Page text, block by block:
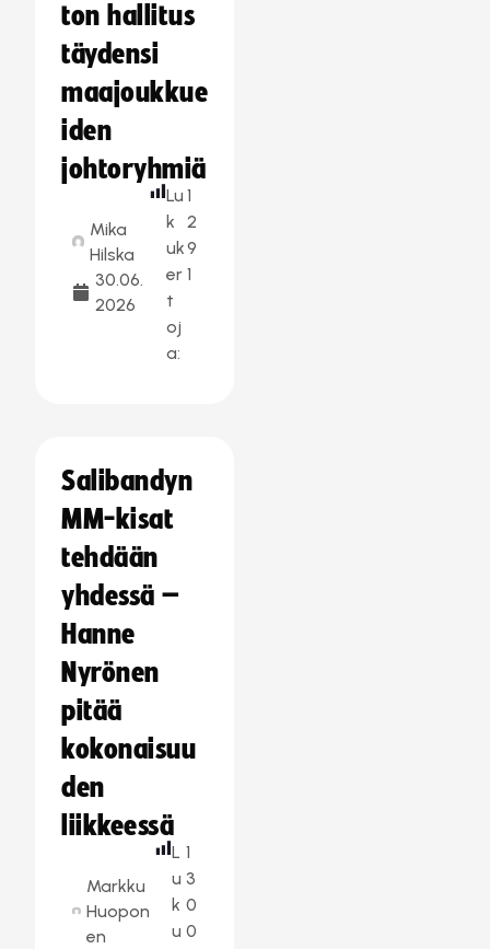
ton hallitus
täydensi
maajoukkue
iden
johtoryhmiä
Mika
Hilska
30.06.
2026
Lu
k
uk
er
t
oj
a:
1
2
9
1
Salibandyn
MM-kisat
tehdään
yhdessä –
Hanne
Nyrönen
pitää
kokonaisuu
den
liikkeessä
Markku
Huopon
en
L
u
k
u
1
3
0
0